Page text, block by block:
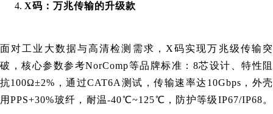
X码：万兆传输的升级款
面对工业大数据与高清检测需求，X码实现万兆级传输突
破，核心参数参考NorComp等品牌标准：8芯设计、特性阻
抗100Ω±2%，通过CAT6A测试，传输速率达10Gbps，外壳
用PPS+30%玻纤，耐温-40℃~125℃，防护等级IP67/IP68。